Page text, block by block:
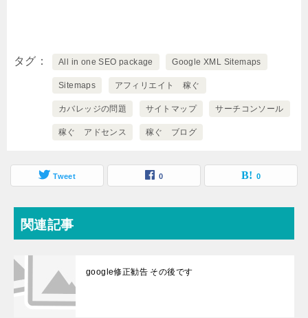
タグ All in one SEO package Google XML Sitemaps
Sitemaps アフィリエイト 稼ぐ
カバレッジの問題 サイトマップ サーチコンソール
稼ぐ アドセンス 稼ぐ ブログ
Tweet 0 0
関連記事
google修正勧告 その後です